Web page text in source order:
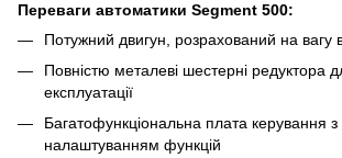
Переваги автоматики Segment 500:
Потужний двигун, розрахований на вагу
Повністю металеві шестерні редуктора
експлуатації
Багатофункціональна плата керування
налаштуванням функцій